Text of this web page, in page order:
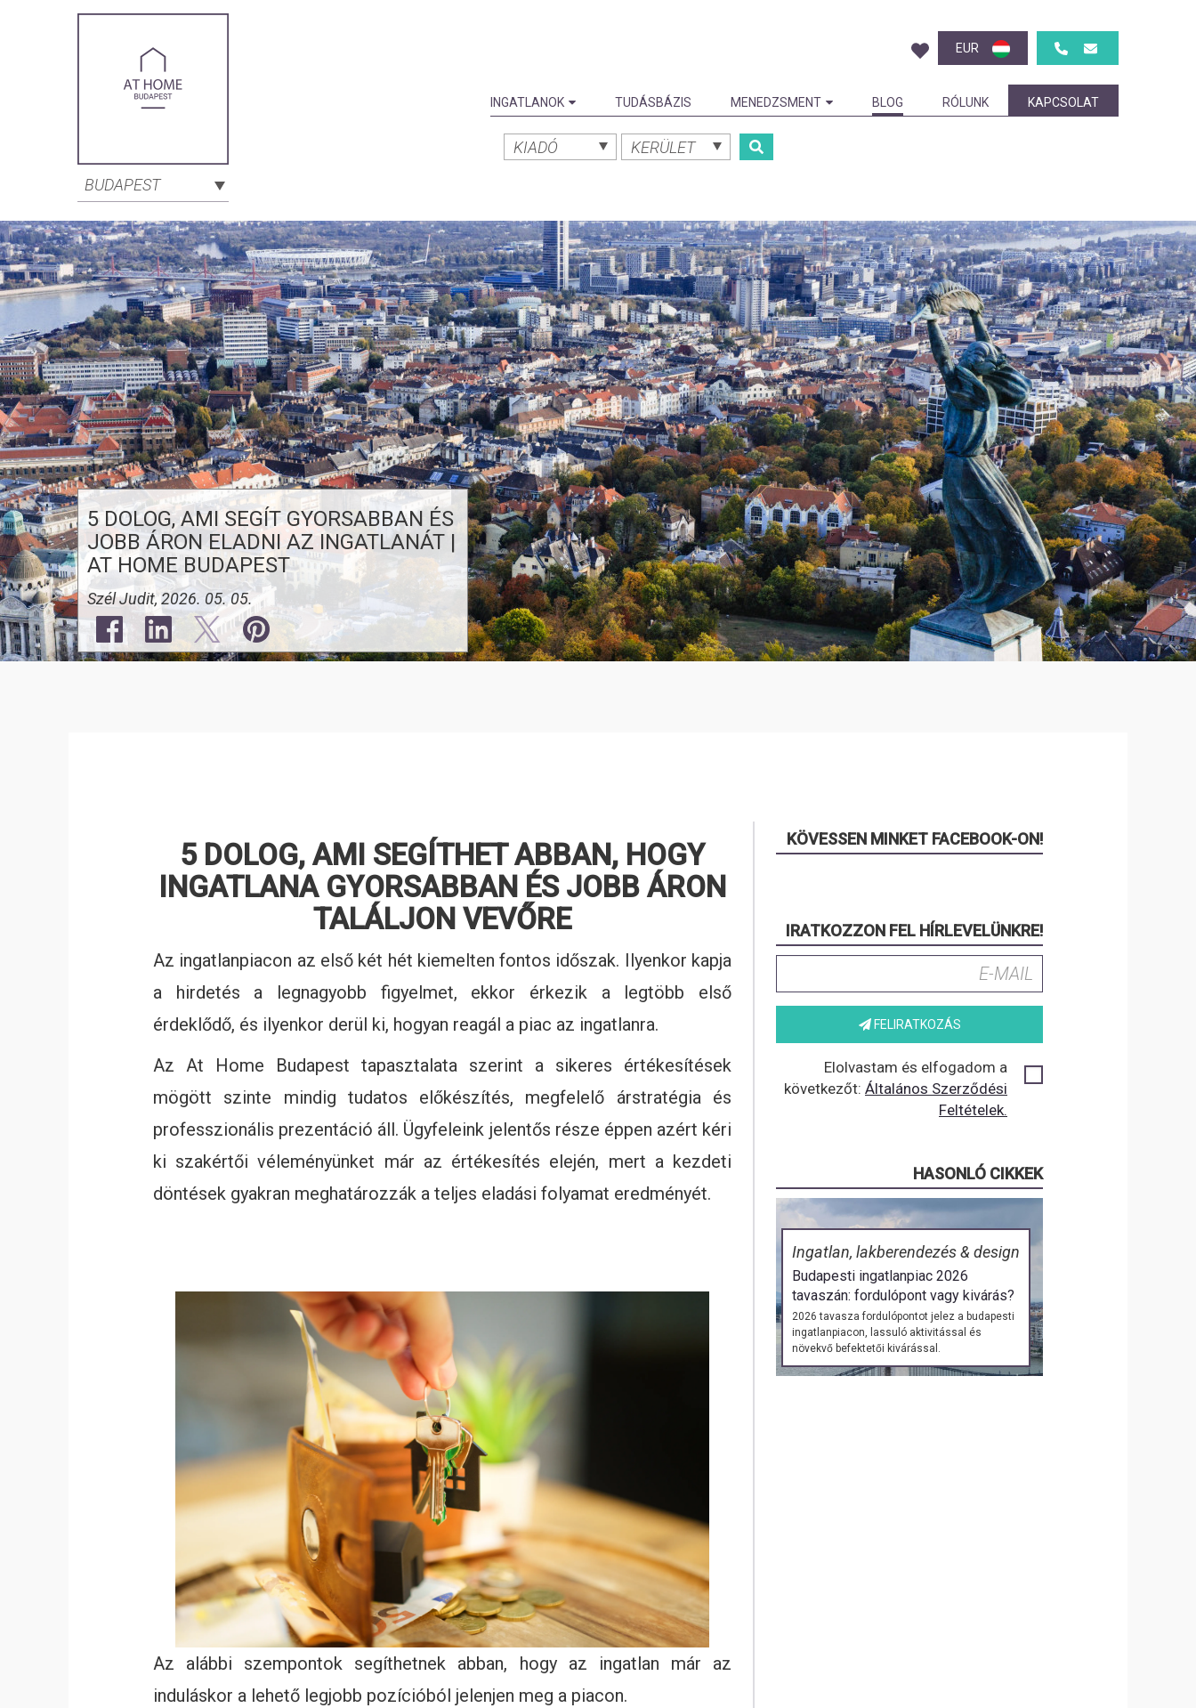
BUDAPEST
EUR
INGATLANOK TUDÁSBÁZIS MENEDZSMENT BLOG RÓLUNK KAPCSOLAT
KIADÓ KERÜLET
5 DOLOG, AMI SEGÍT GYORSABBAN ÉS
JOBB ÁRON ELADNI AZ INGATLANÁT |
AT HOME BUDAPEST
Szél Judit, 2026. 05. 05.
5 DOLOG, AMI SEGÍTHET ABBAN, HOGY
INGATLANA GYORSABBAN ÉS JOBB ÁRON
TALÁLJON VEVŐRE
Az ingatlanpiacon az első két hét kiemelten fontos időszak. Ilyenkor kapja
a hirdetés a legnagyobb figyelmet, ekkor érkezik a legtöbb első
érdeklődő, és ilyenkor derül ki, hogyan reagál a piac az ingatlanra.
Az At Home Budapest tapasztalata szerint a sikeres értékesítések
mögött szinte mindig tudatos előkészítés, megfelelő árstratégia és
professzionális prezentáció áll. Ügyfeleink jelentős része éppen azért kéri
ki szakértői véleményünket már az értékesítés elején, mert a kezdeti
döntések gyakran meghatározzák a teljes eladási folyamat eredményét.
Az alábbi szempontok segíthetnek abban, hogy az ingatlan már az
induláskor a lehető legjobb pozícióból jelenjen meg a piacon.
KÖVESSEN MINKET FACEBOOK-ON!
IRATKOZZON FEL HÍRLEVELÜNKRE!
FELIRATKOZÁS
Elolvastam és elfogadom a
következőt: Általános Szerződési
Feltételek.
HASONLÓ CIKKEK
Ingatlan, lakberendezés & design
Budapesti ingatlanpiac 2026
tavaszán: fordulópont vagy kivárás?
2026 tavasza fordulópontot jelez a budapesti
ingatlanpiacon, lassuló aktivitással és
növekvő befektetői kivárással.